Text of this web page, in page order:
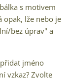
s motivem
lže nebo je
bez úprav" a
jméno
vzkaz? Zvolte